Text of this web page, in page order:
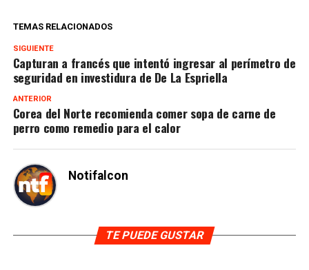
TEMAS RELACIONADOS
SIGUIENTE
Capturan a francés que intentó ingresar al perímetro de
seguridad en investidura de De La Espriella
ANTERIOR
Corea del Norte recomienda comer sopa de carne de
perro como remedio para el calor
Notifalcon
TE PUEDE GUSTAR